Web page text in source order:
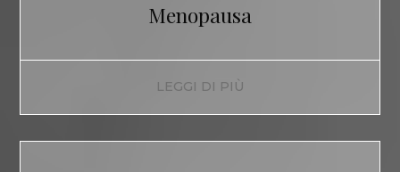
Menopausa
LEGGI DI PIÙ